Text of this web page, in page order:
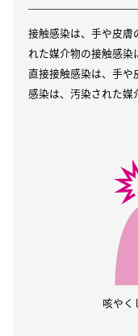
接触感染は、手や皮膚
れた媒介物の接触感染
直接接触感染は、手や
感染は、汚染された媒
咳やく